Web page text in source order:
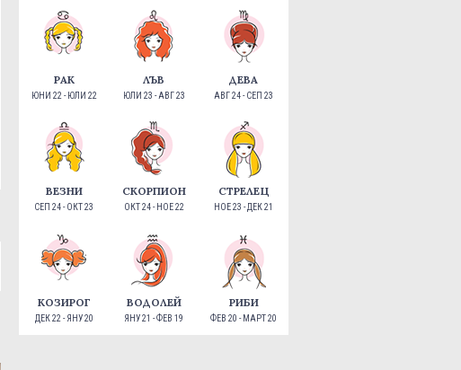
РАК
ЮНИ 22 - ЮЛИ 22
ЛЪВ
ЮЛИ 23 - АВГ 23
ДЕВА
АВГ 24 - СЕП 23
ВЕЗНИ
СЕП 24 - ОКТ 23
СКОРПИОН
ОКТ 24 - НОЕ 22
СТРЕЛЕЦ
НОЕ 23 - ДЕК 21
КОЗИРОГ
ДЕК 22 - ЯНУ 20
ВОДОЛЕЙ
ЯНУ 21 - ФЕВ 19
РИБИ
ФЕВ 20 - МАРТ 20